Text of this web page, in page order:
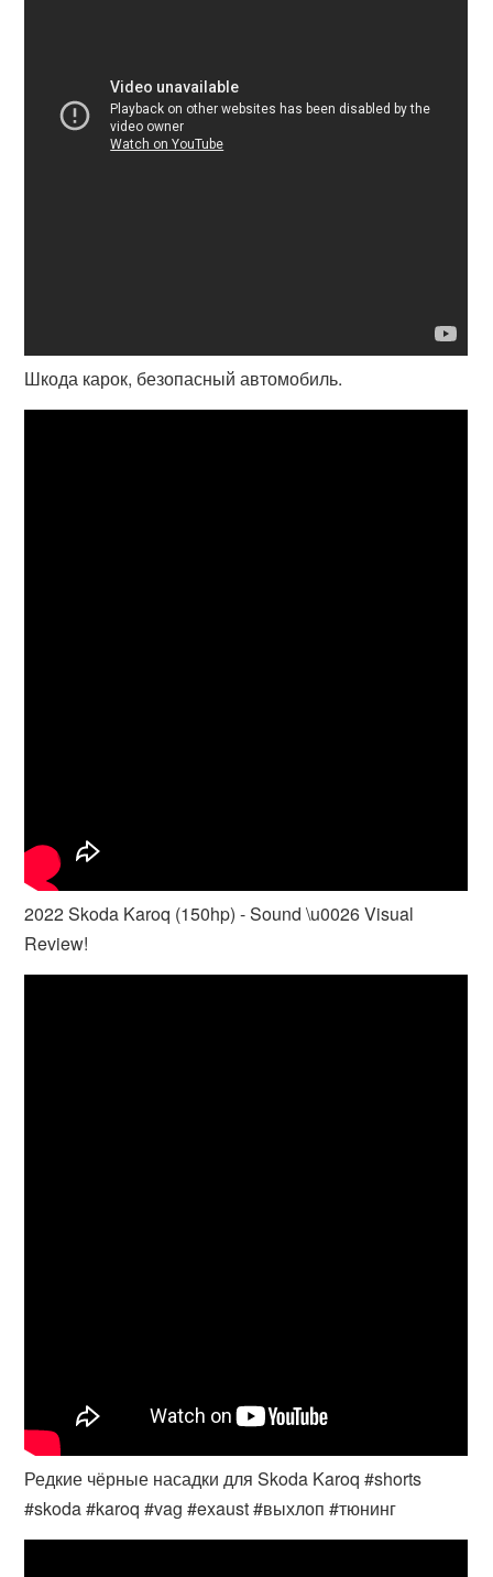
Шкода карок, безопасный автомобиль.
2022 Skoda Karoq (150hp) - Sound \u0026 Visual
Review!
Редкие чёрные насадки для Skoda Karoq #shorts
#skoda #karoq #vag #exaust #выхлоп #тюнинг